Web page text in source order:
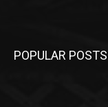
POPULAR POSTS